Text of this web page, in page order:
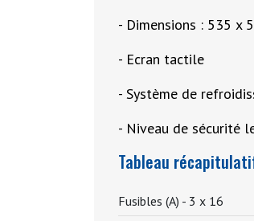
- Dimensions : 535 x
- Ecran tactile
- Système de
- Niveau de sécurité
Tableau
Fusibles (A) - 3 x 16